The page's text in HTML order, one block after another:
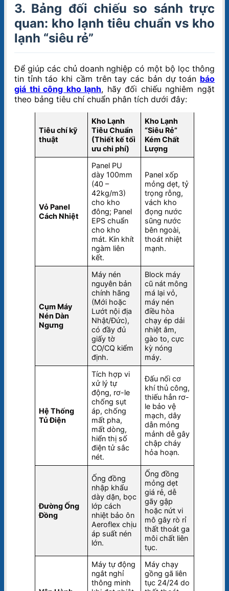
3. Bảng đối chiếu so sánh trực
quan: kho lạnh tiêu chuẩn vs kho
lạnh “siêu rẻ”
Để giúp các chủ doanh nghiệp có một bộ lọc thông
tin tỉnh táo khi cầm trên tay các bản dự toán báo
giá thi công kho lạnh, hãy đối chiếu nghiêm ngặt
theo bảng tiêu chí chuẩn phân tích dưới đây:
Tiêu chí kỹ
thuật
Kho Lạnh
Tiêu Chuẩn
(Thiết kế tối
ưu chi phí)
Kho Lạnh
“Siêu Rẻ”
Kém Chất
Lượng
Vỏ Panel
Cách Nhiệt
Panel PU
dày 100mm
(40 –
42kg/m3)
cho kho
đông; Panel
EPS chuẩn
cho kho
mát. Kín khít
ngàm liên
kết.
Panel xốp
mỏng dẹt, tỷ
trọng rỗng,
vách kho
đọng nước
sũng nước
bên ngoài,
thoát nhiệt
mạnh.
Cụm Máy
Nén Dàn
Ngưng
Máy nén
nguyên bản
chính hãng
(Mới hoặc
Lướt nội địa
Nhật/Đức),
có đầy đủ
giấy tờ
CO/CQ kiểm
định.
Block máy
cũ nát mông
má lại vỏ,
máy nén
điều hòa
chạy ép dải
nhiệt âm,
gào to, cực
kỳ nóng
máy.
Hệ Thống
Tủ Điện
Tích hợp vi
xử lý tự
động, rơ-le
chống sụt
áp, chống
mất pha,
mất dòng,
hiển thị số
điện tử sắc
nét.
Đấu nối cơ
khí thủ công,
thiếu hẳn rơ-
le bảo vệ
mạch, dây
dẫn mỏng
mảnh dễ gây
chập cháy
hỏa hoạn.
Đường Ống
Đồng
Ống đồng
nhập khẩu
dày dặn, bọc
lớp cách
nhiệt bảo ôn
Aeroflex chịu
áp suất nén
lớn.
Ống đồng
mỏng dẹt
giá rẻ, dễ
gãy gập
hoặc nứt vi
mô gây rò rỉ
thất thoát ga
môi chất liên
tục.
Máy tự động
ngắt nghỉ
thông minh
Máy chạy
gồng gã liên
tục 24/24 do